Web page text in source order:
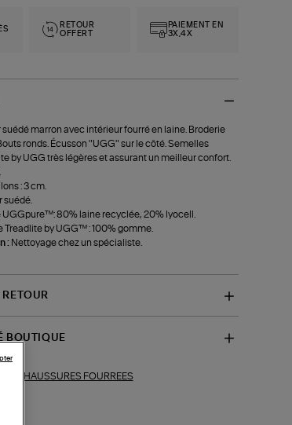
RETOUR
OFFERT
PAIEMENT EN
3X,4X
marron avec intérieur fourré en laine. Broderie
ronds. Écusson "UGG" sur le côté. Semelles
by UGG très légères et assurant un meilleur confort.
: 3 cm.
suédé.
80% laine recyclée, 20% lyocell.
Treadlite by UGG™ : 100% gomme.
: Nettoyage chez un spécialiste.
BOUTIQUE
CHAUSSURES FOURREES